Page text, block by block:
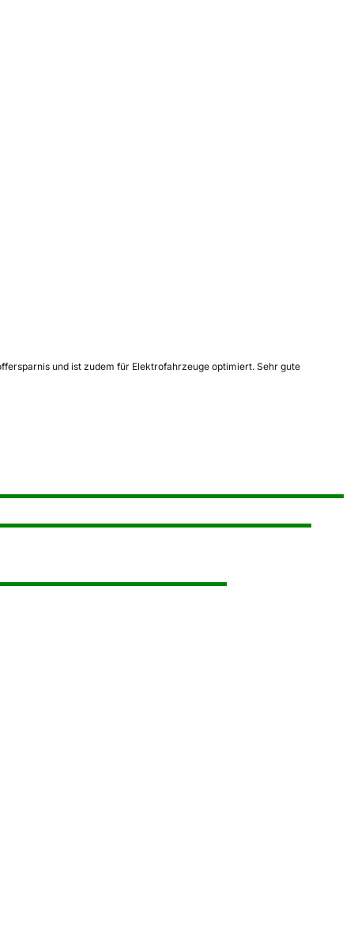
und ist zudem für Elektrofahrzeuge optimiert. Sehr gute